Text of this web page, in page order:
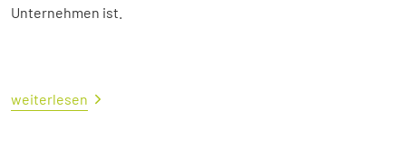
Unternehmen ist.
weiterlesen